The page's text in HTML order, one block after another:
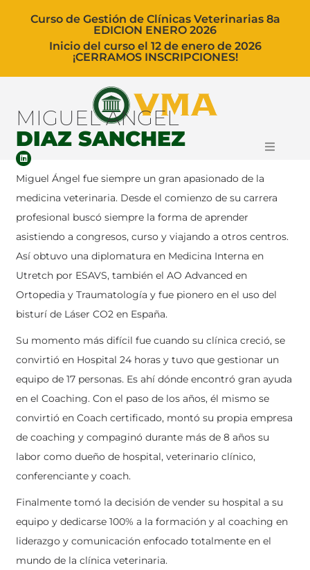
Curso de Gestión de Clínicas Veterinarias 8a
EDICION ENERO 2026
Inicio del curso el 12 de enero de 2026
¡CERRAMOS INSCRIPCIONES!
Curso
Ponentes
Blog
Carrito
MIGUEL ANGEL
DIAZ SANCHEZ
Miguel Ángel fue siempre un gran apasionado de la
medicina veterinaria. Desde el comienzo de su carrera
profesional buscó siempre la forma de aprender
asistiendo a congresos, curso y viajando a otros centros.
Así obtuvo una diplomatura en Medicina Interna en
Utretch por ESAVS, también el AO Advanced en
Ortopedia y Traumatología y fue pionero en el uso del
bisturí de Láser CO2 en España.
Su momento más difícil fue cuando su clínica creció, se
convirtió en Hospital 24 horas y tuvo que gestionar un
equipo de 17 personas. Es ahí dónde encontró gran ayuda
en el Coaching. Con el paso de los años, él mismo se
convirtió en Coach certificado, montó su propia empresa
de coaching y compaginó durante más de 8 años su
labor como dueño de hospital, veterinario clínico,
conferenciante y coach.
Finalmente tomó la decisión de vender su hospital a su
equipo y dedicarse 100% a la formación y al coaching en
liderazgo y comunicación enfocado totalmente en el
mundo de la clínica veterinaria.